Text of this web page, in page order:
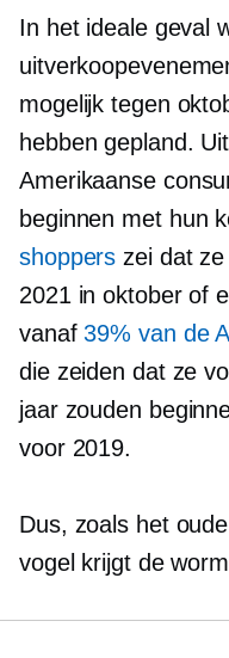
In het ideale geval
mogelijk tegen
hebben gepland.
Amerikaanse
beginnen met hun
shoppers zei dat
2021 in oktober of
vanaf39% van de
die zeiden dat ze
jaar zouden
voor 2019.
Dus, zoals het
vogel krijgt de